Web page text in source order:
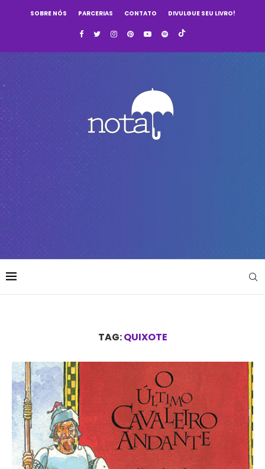
SOBRE NÓS PARCERIAS CONTATO DIVULGUE SEU LIVRO!
TAG:QUIXOTE